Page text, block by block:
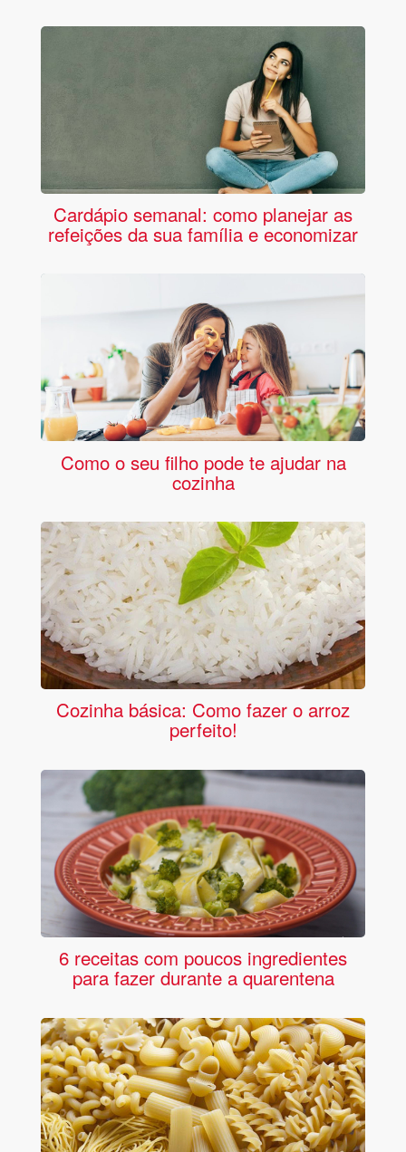
Cardápio semanal: como planejar as
refeições da sua família e economizar
Como o seu filho pode te ajudar na
cozinha
Cozinha básica: Como fazer o arroz
perfeito!
6 receitas com poucos ingredientes
para fazer durante a quarentena